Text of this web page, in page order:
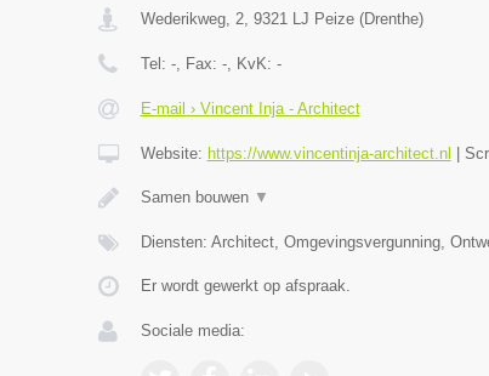
Wederikweg, 2, 9321 LJ Peize(Drenthe)
Tel: -, Fax: -, KvK: -
E-mail › Vincent Inja - Architect
Website: https://www.vincentinja-architect.nl
Samen bouwen ▼
Diensten: Architect, Omgevingsvergunning,
Er wordt gewerkt op afspraak.
Sociale media: